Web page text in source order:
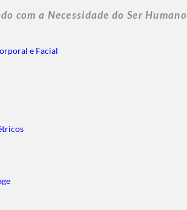
com a Necessidade do Ser Humano
e Facial